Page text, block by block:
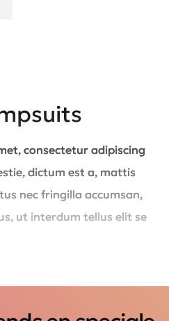
consectetur adipiscing
dictum est a, mattis
nec fringilla accumsan,
ut interdum tellus elit sed
velit, sit amet
per inceptos